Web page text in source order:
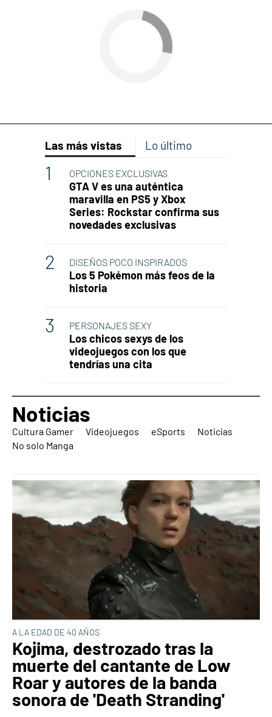
Las más vistas Lo último
OPCIONES EXCLUSIVAS
GTA V es una auténtica
maravilla en PS5 y Xbox
Series: Rockstar confirma sus
novedades exclusivas
DISEÑOS POCO INSPIRADOS
Los 5 Pokémon más feos de la
historia
PERSONAJES SEXY
Los chicos sexys de los
videojuegos con los que
tendrías una cita
Noticias
Cultura Gamer Videojuegos eSports
Noticias
No solo Manga
A LA EDAD DE 40 AÑOS
Kojima, destrozado tras la
muerte del cantante de Low
Roar y autores de la banda
sonora de 'Death Stranding'